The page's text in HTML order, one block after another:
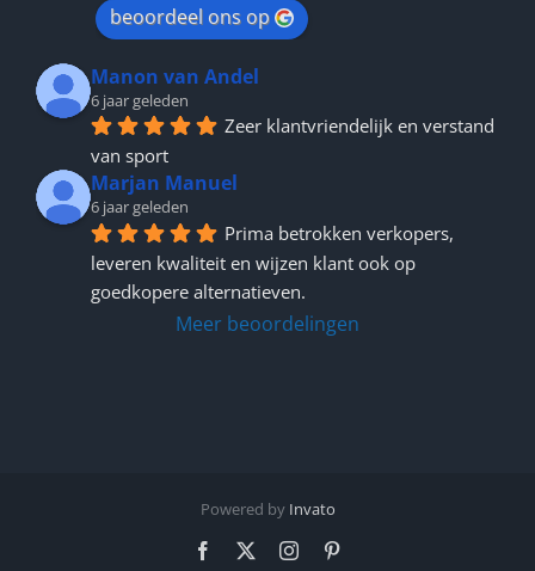
beoordeel ons op
Manon van Andel
6 jaar geleden
Zeer klantvriendelijk en verstand
van sport
Marjan Manuel
6 jaar geleden
Prima betrokken verkopers,
leveren kwaliteit en wijzen klant ook op
goedkopere alternatieven.
Meer beoordelingen
Powered by Invato
Facebook Instagram